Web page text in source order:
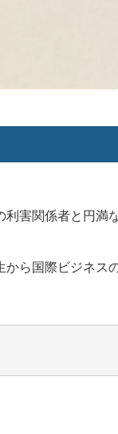
害関係者と円
ら国際ビジネス